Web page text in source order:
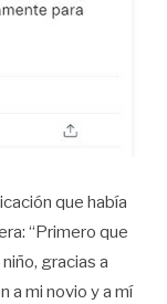
que había
“Primero que
gracias a
a mi novio y a mí